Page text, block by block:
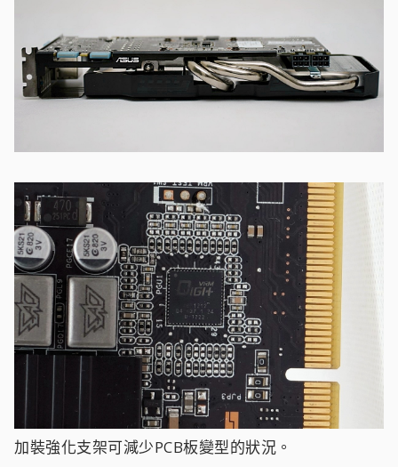
加裝強化支架可減少PCB板變型的狀況。